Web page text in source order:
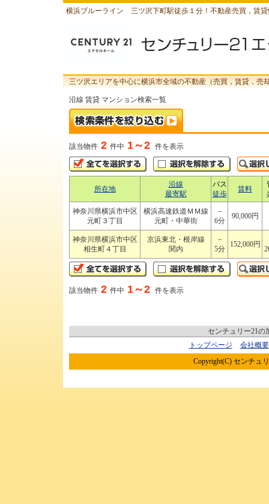
横浜ブルーライン 三ツ沢下町駅徒歩１分！不動産売買，賃
三ツ沢エリアを中心に横浜市全域の不動産（売買，賃貸，
沿線 賃貸 マンション検索一覧
該当物件 2 件中 1～2 件を表示
所在地
沿線
最寄駅
バス
徒歩
賃料
神奈川県横浜市中区
元町３丁目
横浜高速鉄道ＭＭ線
元町・中華街
－
6分
90,000円
神奈川県横浜市中区
相生町４丁目
京浜東北・根岸線
関内
－
5分
152,000円
該当物件 2 件中 1～2 件を表示
センチュリー21の
トップページ
会社概要
Copyright(C) センチュ